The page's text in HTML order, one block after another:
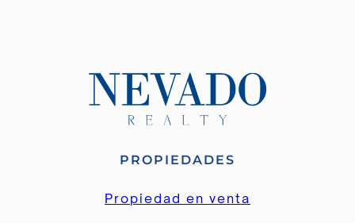
PROPIEDADES
Propiedad en venta